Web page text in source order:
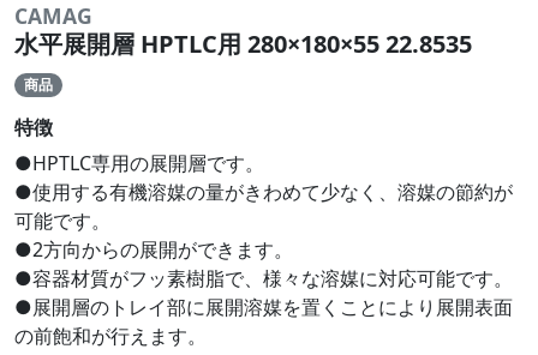
CAMAG
水平展開層 HPTLC用 280×180×55 22.8535
商品
特徴
●HPTLC専用の展開層です。
●使用する有機溶媒の量がきわめて少なく、溶媒の節約が
可能です。
●2方向からの展開ができます。
●容器材質がフッ素樹脂で、様々な溶媒に対応可能です。
●展開層のトレイ部に展開溶媒を置くことにより展開表面
の前飽和が行えます。